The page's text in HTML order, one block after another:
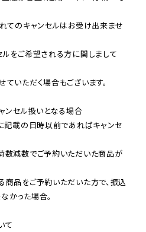
てのキャンセルはお受け出来ませ
ルをご希望される方に関しまして
いただく場合もございます。
ンセル扱いとなる場合
記載の日時以前であればキャンセ
数減数でご予約いただいた商品が
商品をご予約いただいた方で、振込
かった場合。
て